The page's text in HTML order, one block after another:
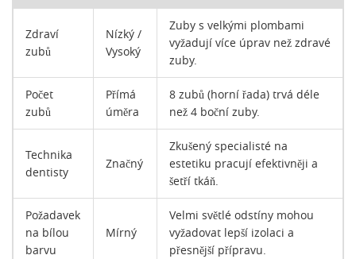
Zdraví
zubů
Nízký /
Vysoký
Zuby s velkými plombami
vyžadují více úprav než zdravé
zuby.
Počet
zubů
Přímá
úměra
8 zubů (horní řada) trvá déle
než 4 boční zuby.
Technika
dentisty
Značný
Zkušený specialisté na
estetiku pracují efektivněji a
šetří tkáň.
Požadavek
na bílou
barvu
Mírný
Velmi světlé odstíny mohou
vyžadovat lepší izolaci a
přesnější přípravu.